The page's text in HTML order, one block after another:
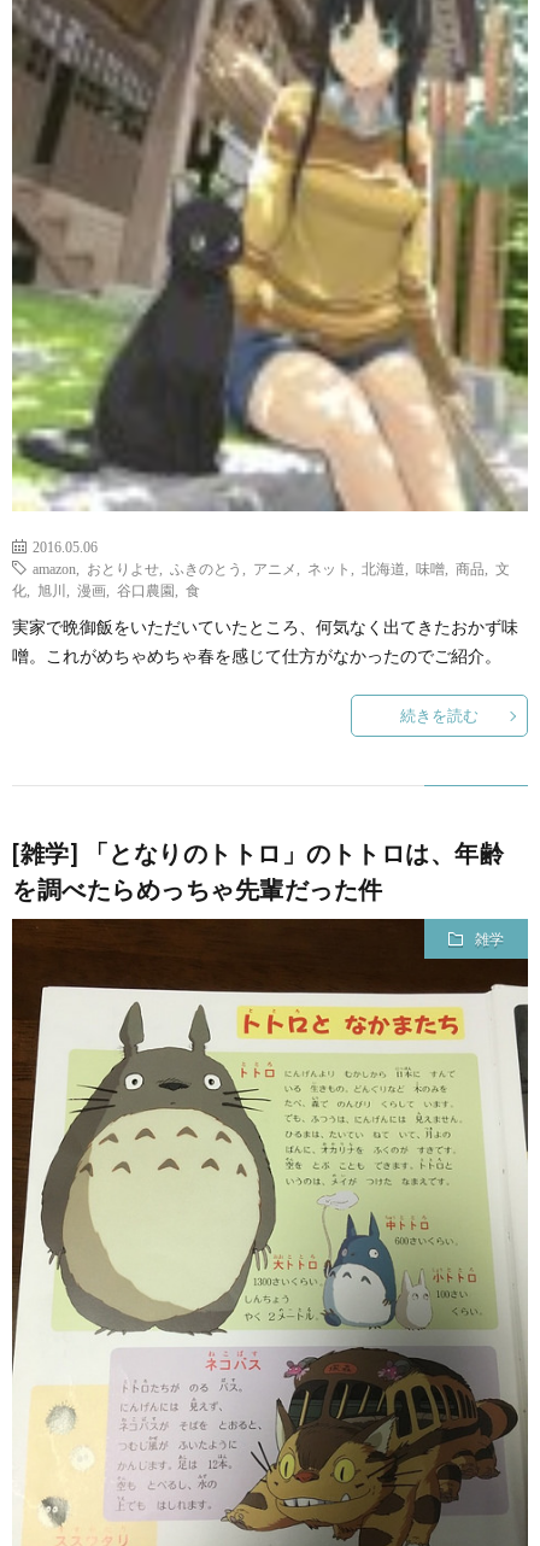
2016.05.06
amazon
おとりよせ ふきのとう アニメ ネット 北海道 味噌 商品
文
化
旭川 漫画 谷口農園 食
実家で晩御飯をいただいていたところ、何気なく出てきたおかず味
噌。これがめちゃめちゃ春を感じて仕方がなかったのでご紹介。
続きを読む
[雑学] 「となりのトトロ」のトトロは、年齢
を調べたらめっちゃ先輩だった件
雑学